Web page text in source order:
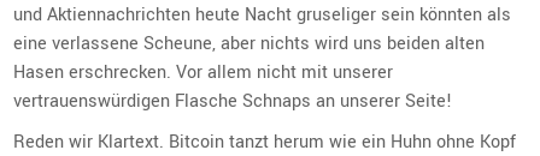
und Aktiennachrichten heute Nacht gruseliger sein könnten als
eine verlassene Scheune, aber nichts wird uns beiden alten
Hasen erschrecken. Vor allem nicht mit unserer
vertrauenswürdigen Flasche Schnaps an unserer Seite!
Reden wir Klartext. Bitcoin tanzt herum wie ein Huhn ohne Kopf